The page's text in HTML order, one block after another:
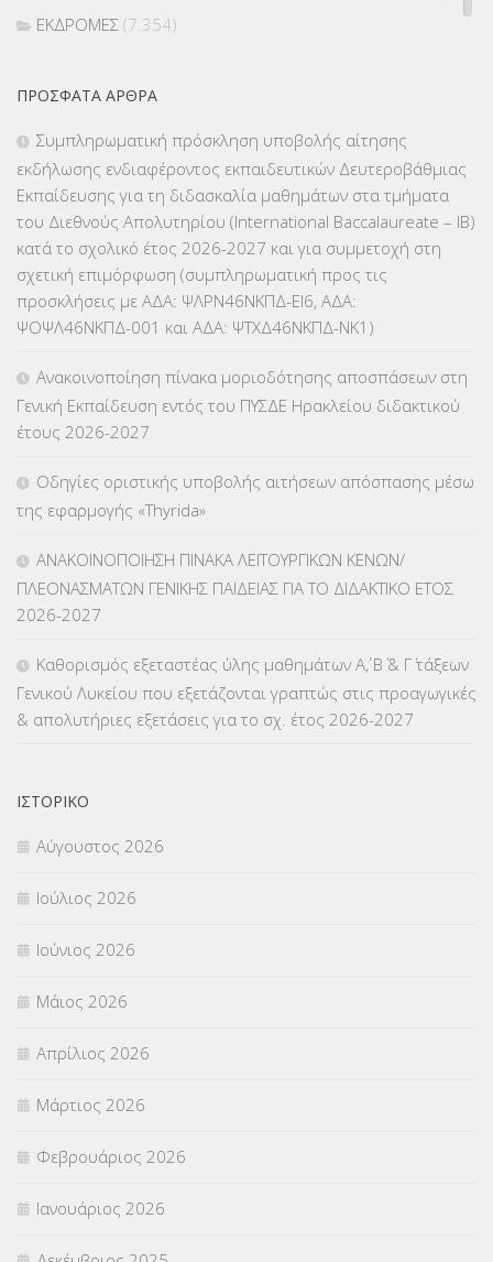
ΕΚΔΡΟΜΕΣ (7.354)
ΕΠΙΜΟΡΦΩΣΗ Τ.Π.Ε.(10)
ΕΥΡΩΠΑΪΚΑ ΠΡΟΓΡΑΜΜΑΤΑ(230)
ΚΕΣΥ (60)
ΚΕΣΥΠ(109)
ΚΠγ – ΚΡΑΤΙΚΟ ΠΙΣΤΟΠΟΙΗΤΙΚΟ ΓΛΩΣΣΟΜΑΘΕΙΑΣ(135)
ΚΠπ- ΚΡΑΤΙΚΟ ΠΙΣΤΟΠΟΙΗΤΙΚΟ ΠΛΗΡΟΦΟΡΙΚΗΣ
ΛΟΙΠΑ(309)
ΜΕΤΑΘΕΣΕΙΣ-ΤΟΠΟΘΕΤΗΣΕΙΣ ΒΕΛΤΙΩΣΕΙΣ(319)
ΜΕΤΑΦΟΡΑ ΜΑΘΗΤΩΝ(3)
ΟΙΚΟΝΟΜΙΚΑ ΘΕΜΑΤΑ
Π.Ε.Κ. ΗΡΑΚΛΕΙΟΥ
ΠΑΝΕΛΛΑΔΙΚΕΣ ΕΞΕΤΑΣΕΙΣ
ΠΡΟΚΗΡΥΞΕΙΣ
ΣΕΜΙΝΑΡΙΑ – ΗΜΕΡΙΔΕΣ
ΣΕΠ(50)
ΣΤΕΛΕΧΗ (360)
ΣΥΜΒΟΥΛΕΥΤΙΚΟΣ ΣΤΑΘΜΟΣ ΝΕΩΝ
ΣΥΝΤΑΞΕΙΣ(12)
ΠΡΌΣΦΑΤΑ ΆΡΘΡΑ
Συμπληρωματική πρόσκληση υποβολής αίτησης
εκδήλωσης ενδιαφέροντος εκπαιδευτικών Δευτεροβάθμιας
Εκπαίδευσης για τη διδασκαλία μαθημάτων στα τμήματα
του Διεθνούς Απολυτηρίου (International Baccalaureate – IB)
κατά το σχολικό έτος 2026-2027 και για συμμετοχή στη
σχετική επιμόρφωση (συμπληρωματική προς τις
προσκλήσεις με ΑΔΑ: ΨΛΡΝ46ΝΚΠΔ-ΕΙ6, ΑΔΑ:
ΨΟΨΛ46ΝΚΠΔ-001 και ΑΔΑ: ΨΤΧΔ46ΝΚΠΔ-ΝΚ1)
Ανακοινοποίηση πίνακα μοριοδότησης αποσπάσεων στη
Γενική Εκπαίδευση εντός του ΠΥΣΔΕ Ηρακλείου διδακτικού
έτους 2026-2027
Οδηγίες οριστικής υποβολής αιτήσεων απόσπασης μέσω
της εφαρμογής «Thyrida»
ΑΝΑΚΟΙΝΟΠΟΙΗΣΗ ΠΙΝΑΚΑ ΛΕΙΤΟΥΡΓΙΚΩΝ ΚΕΝΩΝ/
ΠΛΕΟΝΑΣΜΑΤΩΝ ΓΕΝΙΚΗΣ ΠΑΙΔΕΙΑΣ ΓΙΑ ΤΟ ΔΙΔΑΚΤΙΚΟ ΕΤΟΣ
2026-2027
Καθορισμός εξεταστέας ύλης μαθημάτων Α΄, Β΄ & Γ΄ τάξεων
Γενικού Λυκείου που εξετάζονται γραπτώς στις προαγωγικές
& απολυτήριες εξετάσεις για το σχ. έτος 2026-2027
ΙΣΤΟΡΙΚΌ
Αύγουστος 2026
Ιούλιος 2026
Ιούνιος 2026
Μάιος 2026
Απρίλιος 2026
Μάρτιος 2026
Φεβρουάριος 2026
Ιανουάριος 2026